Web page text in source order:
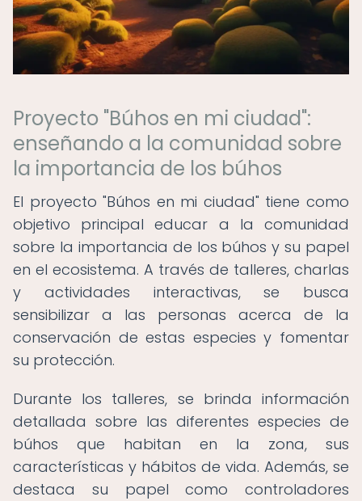
Proyecto "Búhos en mi ciudad":
enseñando a la comunidad sobre
la importancia de los búhos
El proyecto "Búhos en mi ciudad" tiene como
objetivo principal educar a la comunidad
sobre la importancia de los búhos y su papel
en el ecosistema. A través de talleres, charlas
y actividades interactivas, se busca
sensibilizar a las personas acerca de la
conservación de estas especies y fomentar
su protección.
Durante los talleres, se brinda información
detallada sobre las diferentes especies de
búhos que habitan en la zona, sus
características y hábitos de vida. Además, se
destaca su papel como controladores